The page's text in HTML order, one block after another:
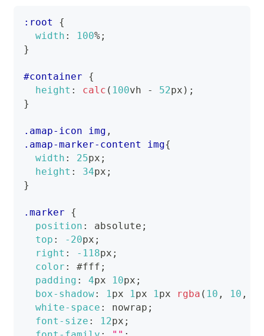
:root
{
width : 100%;
}
#container
{
height : calc ( 100vh - 52px ) ;
}
.amap-icon img ,
.amap-marker-content
img{
width : 25px ;
height : 34px ;
}
.marker
{
position : absolute ;
top : -20px ;
right : -118px ;
color : #fff ;
padding : 4px 10px ;
box-shadow: 1px 1px 1px rgba ( 10 , 10 ,
white-space : nowrap ;
font-size : 12px ;